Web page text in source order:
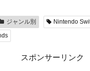
ジャンル別 Nintendo
スポンサーリンク